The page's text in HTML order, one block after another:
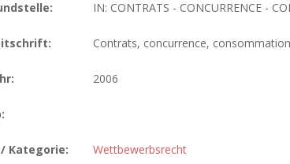
IN: CONTRATS - CONCURRENCE -
Contrats, concurrence, consommation
2006
Kategorie: Wettbewerbsrecht